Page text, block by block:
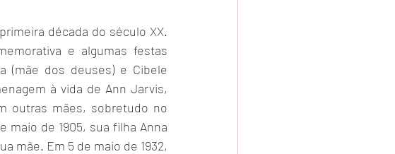
década do século XX.
e algumas festas
(mãe dos deuses) e Cibele
à vida de Ann Jarvis,
outras mães, sobretudo no
maio de 1905, sua filha Anna
mãe. Em 5 de maio de 1932,